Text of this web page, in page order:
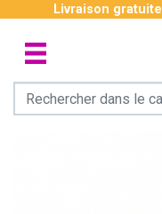
Livraison gratuite